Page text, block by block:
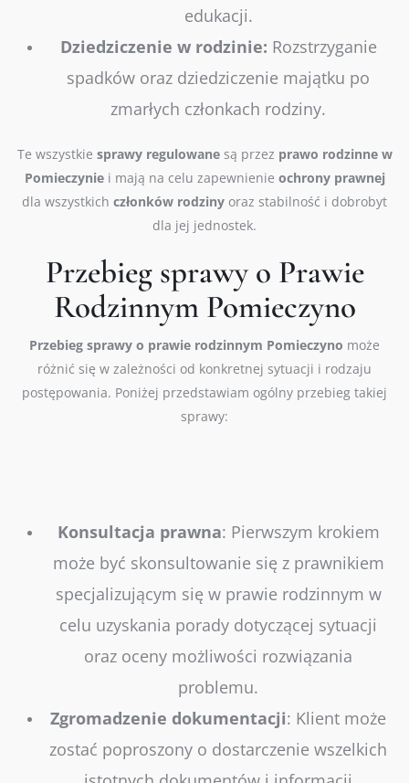
edukacji.
Dziedziczenie w rodzinie: Rozstrzyganie
spadków oraz dziedziczenie majątku po
zmarłych członkach rodziny.
Te wszystkie sprawy regulowanesą przez prawo rodzinne w
Pomieczyniei mają na celu zapewnienie ochrony prawnej
dla wszystkich członków rodziny oraz stabilność i dobrobyt
dla jej jednostek.
Przebieg sprawy o Prawie
Rodzinnym Pomieczyno
Przebieg sprawy o prawie rodzinnym Pomieczyno może
różnić się w zależności od konkretnej sytuacji i rodzaju
postępowania. Poniżej przedstawiam ogólny przebieg takiej
sprawy:
Konsultacja prawna: Pierwszym krokiem
może być skonsultowanie się z prawnikiem
specjalizującym się w prawie rodzinnym w
celu uzyskania porady dotyczącej sytuacji
oraz oceny możliwości rozwiązania
problemu.
Zgromadzenie dokumentacji: Klient może
zostać poproszony o dostarczenie wszelkich